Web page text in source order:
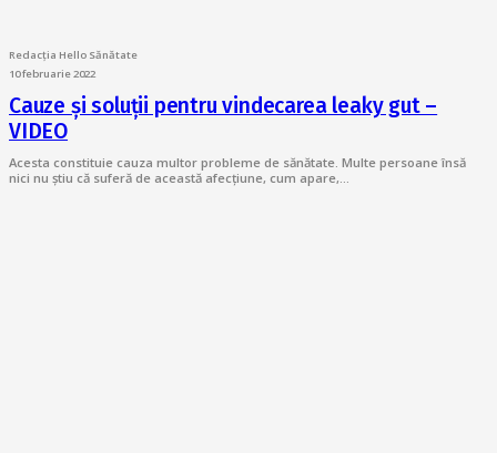
Redacția Hello Sănătate
10 februarie 2022
Cauze și soluții pentru vindecarea leaky gut –
VIDEO
Acesta constituie cauza multor probleme de sănătate. Multe persoane însă
nici nu știu că suferă de această afecțiune, cum apare,…